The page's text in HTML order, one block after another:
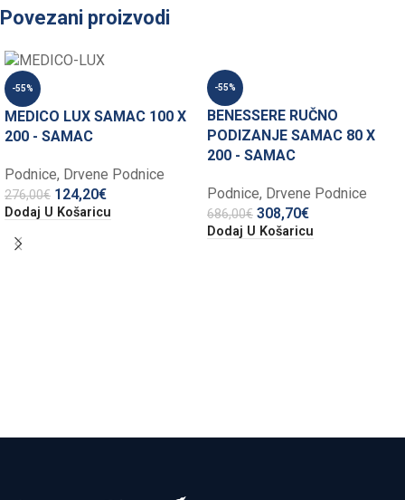
Povezani proizvodi
-55%
MEDICO LUX SAMAC 100 X
200 - SAMAC
Podnice, Drvene Podnice
276,00€ 124,20€
Dodaj U Košaricu
-55%
BENESSERE RUČNO
PODIZANJE SAMAC 80 X
200 - SAMAC
Podnice, Drvene Podnice
686,00€ 308,70€
Dodaj U Košaricu